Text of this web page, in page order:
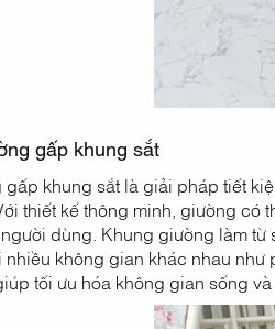
gấp khung sắt
gấp khung sắt là giải pháp tiết
thiết kế thông minh, giường
dùng. Khung giường làm
nhiều không gian khác nhau
tối ưu hóa không gian sống